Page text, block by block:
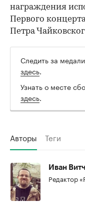
награждения
Первого
Петра
Следить за
здесь.
Узнать о месте
здесь.
Авторы Теги
Иван
Редактор